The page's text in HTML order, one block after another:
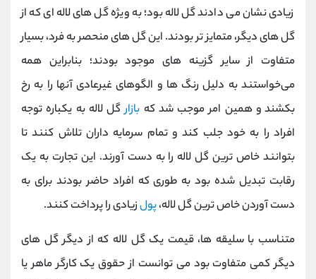
زیادی نشان می دادند گل لاله بود؛ به ویژه گل های لاله ای که از
گل های دیگر، متمایز تر بودند. این گل‌ های منحصر به‌ فرد، بسیار
متفاوت از سایر گزینه‌ های موجود بودند؛ بنابراین همه
می‌خواستند به دلیل رنگ ‌ها و الگوهای غیرعادی آنها را به رخ
بکشند و همین امر موجب شد که بازارگل لاله به یکباره توجه
افراد را به خود جلب کند و تمام سرمایه داران تلاش کنند تا
بتوانند خاص ترین گل لاله را به دست آورند. این تجارت به یک
رقابت تبدیل شده بود به طوری که افراد حاضر بودند برای به
دست آوردن خاص ترین گل لاله،پولزیادی را پرداخت کنند.
متناسب با سلیقه ها، قیمت یک گل لاله که از دیگر گل های
دیگر کمی متفاوت بود می توانست از حقوق یک کارگر ماهر یا